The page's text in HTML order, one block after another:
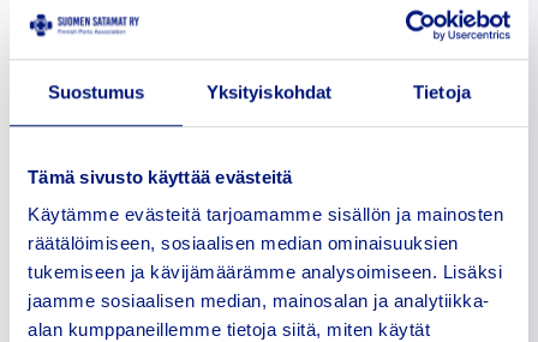
Suostumus Yksityiskohdat Tietoja
Tämä sivusto käyttää evästeitä
Käytämme evästeitä tarjoamamme sisällön ja mainosten
räätälöimiseen, sosiaalisen median ominaisuuksien
tukemiseen ja kävijämäärämme analysoimiseen. Lisäksi
jaamme sosiaalisen median, mainosalan ja analytiikka-
alan kumppaneillemme tietoja siitä, miten käytät
varapuheenjohtaja
Tuominen, joka toimii
kehitysjohtajana.
teollisuuden ja
kehityshankkeiden parissa, ja
hän aikoo tuoda ryhmään
strategista kehittämisotetta –
erityisesti satamien
sähköistymisen ja
energiamurroksen teemoihin
liittyen.